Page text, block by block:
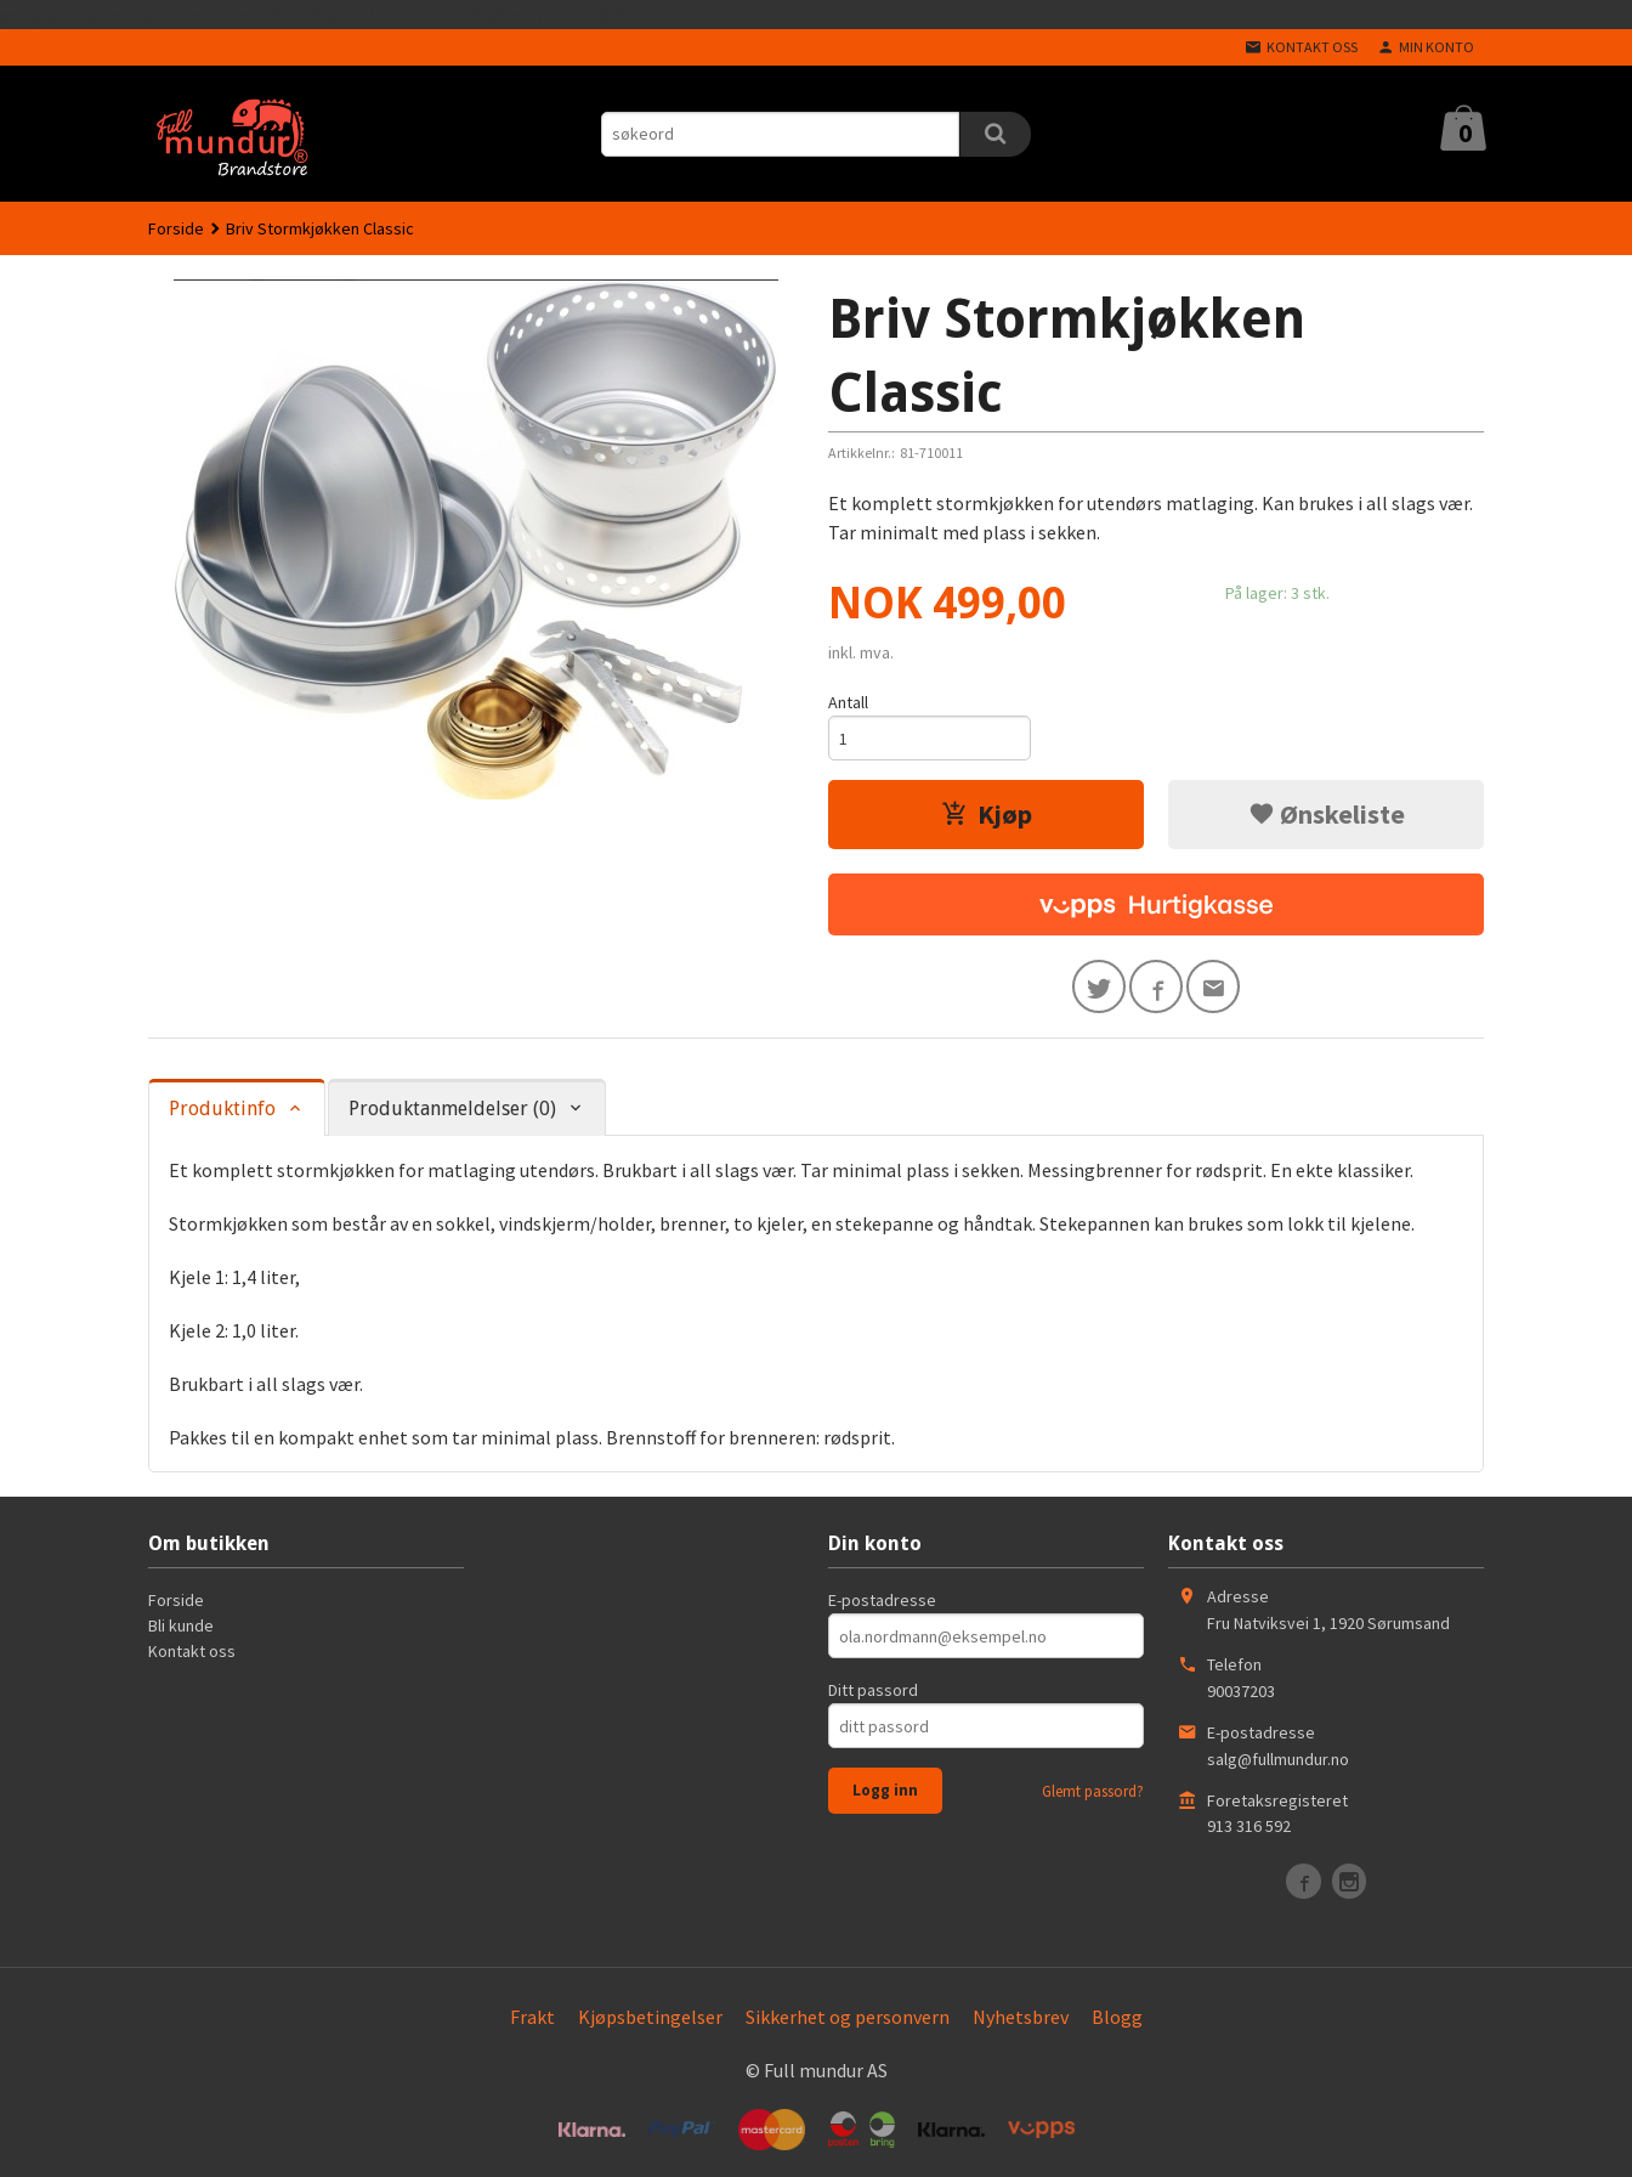
innholdet
KONTAKT OSS MIN KONTO
0
Forside Briv Stormkjøkken Classic
Briv Stormkjøkken
Classic
Artikkelnr.: 81-710011
Et komplett stormkjøkken for utendørs matlaging. Kan brukes i all slags vær.
Tar minimalt med plass i sekken.
Pris
NOK 499,00
inkl. mva.
På lager: 3 stk.
Antall
Kjøp Ønskeliste
Produktinfo Produktanmeldelser (0)
Et komplett stormkjøkken for matlaging utendørs. Brukbart i all slags vær. Tar minimal plass i sekken. Messingbrenner for rødsprit. En ekte klassiker.
Stormkjøkken som består av en sokkel, vindskjerm/holder, brenner, to kjeler, en stekepanne og håndtak. Stekepannen kan brukes som lokk til kjelene.
Kjele 1: 1,4 liter,
Kjele 2: 1,0 liter.
Brukbart i all slags vær.
Pakkes til en kompakt enhet som tar minimal plass. Brennstoff for brenneren: rødsprit.
Om butikken
Forside
Bli kunde
Kontakt oss
Din konto
E-postadresse
Ditt passord
Glemt passord?
Kontakt oss
Adresse
Fru Natviksvei 1, 1920Sørumsand
Telefon
90037203
E-postadresse
salg@fullmundur.no
Foretaksregisteret
913 316 592
Frakt Kjøpsbetingelser Sikkerhet og personvern Nyhetsbrev Blogg
© Full mundur AS